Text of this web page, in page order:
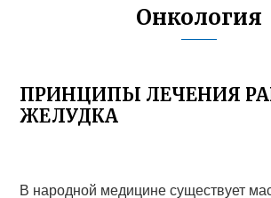
Онкология
ПРИНЦИПЫ ЛЕЧЕНИЯ
ЖЕЛУДКА
В народной медицине существует